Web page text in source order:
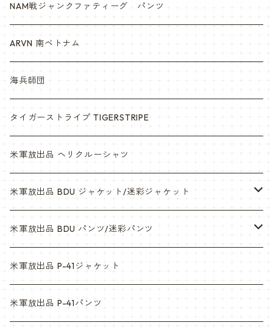
NAM戦ジャンクファティーグ パンツ
ARVN 南ベトナム
海兵師団
タイガーストライプ TIGERSTRIPE
米軍放出品 ヘリクルーシャツ
米軍放出品 BDU ジャケット/迷彩ジャケット
ウッドランド
ACU
マルチカム
米軍放出品 BDU パンツ/迷彩パンツ
ウッドランド
ACU
米軍放出品 P-41ジャケット
米軍放出品 P-41パンツ